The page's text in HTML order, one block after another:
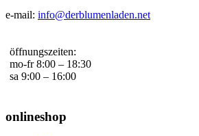
e-mail: info@derblumenladen.net
öffnungszeiten:
mo-fr 8:00 – 18:30
sa 9:00 – 16:00
onlineshop